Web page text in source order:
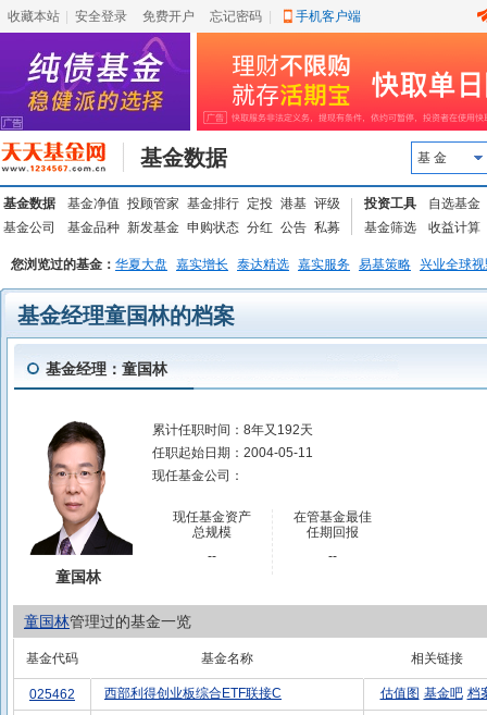
收藏本站 安全登录 免费开户 忘记密码 手机客户端
基金数据 基 金
基金数据 基金净值 投顾管家 基金排行 定投 港基 评级
基金公司
基金品种 新发基金 申购状态 分红 公告 私募
投资工具
自选基金
基金筛选
收益计算
您浏览过的基金： 华夏大盘 嘉实增长 泰达精选 嘉实服务 易基策略 兴业全球
基金经理童国林的档案
基金经理：童国林
童国林
累计任职时间： 8年又192天
任职起始日期： 2004-05-11
现任基金公司：
现任基金资产
总规模
--
在管基金最佳
任期回报
--
童国林管理过的基金一览
基金代码 基金名称 相关链接
025462 西部利得创业板综合ETF联接C 估值图 基金吧 档